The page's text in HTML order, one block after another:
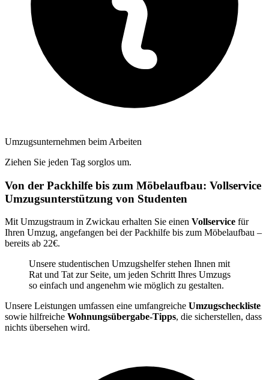
Umzugsunternehmen beim Arbeiten
Ziehen Sie jeden Tag sorglos um.
Von der Packhilfe bis zum Möbelaufbau: Vollservice
Umzugsunterstützung von Studenten
Mit Umzugstraum in Zwickau erhalten Sie einen Vollservice für
Ihren Umzug, angefangen bei der Packhilfe bis zum Möbelaufbau –
bereits ab 22€.
Unsere studentischen Umzugshelfer stehen Ihnen mit
Rat und Tat zur Seite, um jeden Schritt Ihres Umzugs
so einfach und angenehm wie möglich zu gestalten.
Unsere Leistungen umfassen eine umfangreiche Umzugscheckliste
sowie hilfreiche Wohnungsübergabe-Tipps, die sicherstellen, dass
nichts übersehen wird.